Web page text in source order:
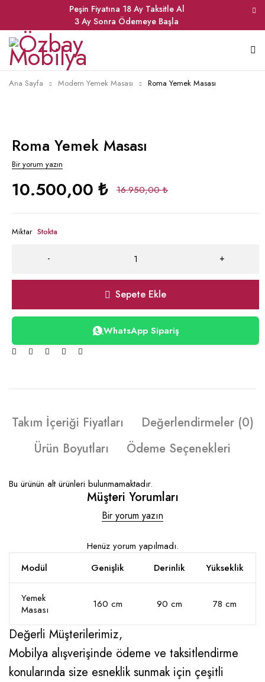
Peşin Fiyatına 18 Ay Taksitle Al
3 Ay Sonra Ödemeye Başla
Ana Sayfa Modern Yemek Masası Roma Yemek Masası
Roma Yemek Masası
Bir yorum yazın
16.950,00₺
10.500,00 ₺
Miktar Stokta
Sepete Ekle
WhatsApp Sipariş
Takım İçeriği Fiyatları
Değerlendirmeler (0)
Ürün Boyutları
Ödeme Seçenekleri
Bu ürünün alt ürünleri bulunmamaktadır.
Müşteri Yorumları
Bir yorum yazın
Henüz yorum yapılmadı.
Modül
Genişlik Derinlik Yükseklik
Yemek
Masası
160 cm 90 cm 78 cm
Değerli Müşterilerimiz,
Mobilya alışverişinde ödeme ve taksitlendirme
konularında size esneklik sunmak için çeşitli